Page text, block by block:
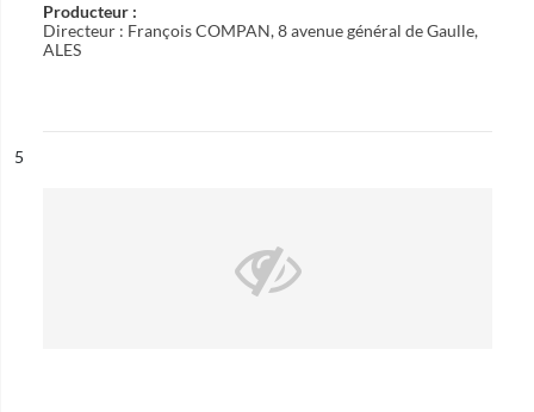
Producteur :
Directeur : François COMPAN, 8 avenue général de Gaulle,
ALES
n°
5